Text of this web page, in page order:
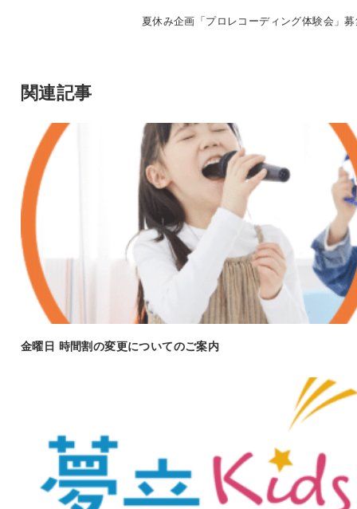
夏休み企画「プロレコーディング体験会」
関連記事
金曜日 時間割の変更についてのご案内